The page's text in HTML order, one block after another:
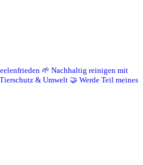
🌱 Nachhaltig reinigen mit
& Umwelt 🤝 Werde Teil meines